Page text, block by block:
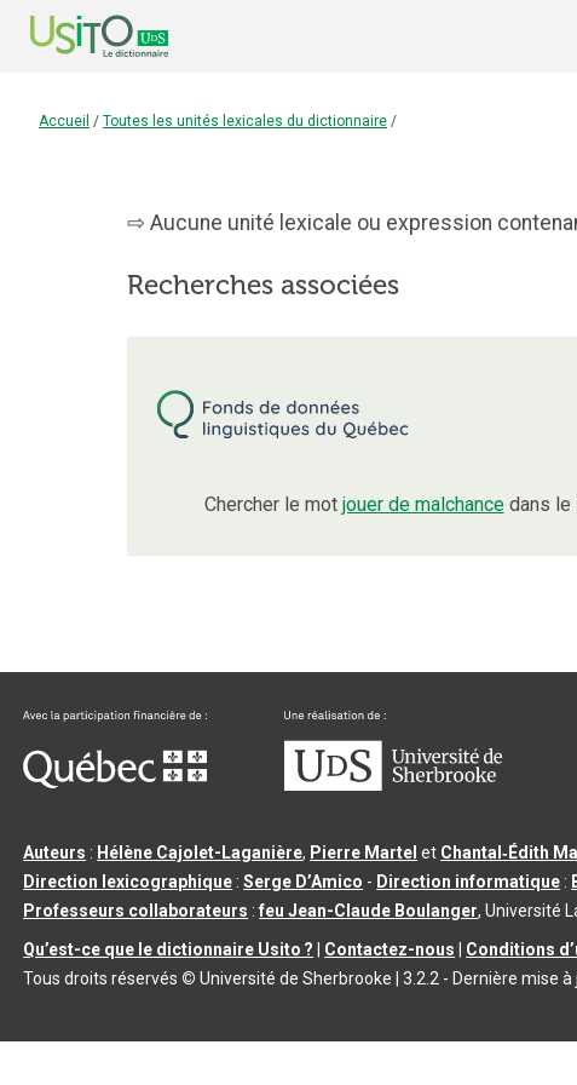
Accueil / Toutes les unités lexicales du dictionnaire /
Aucune unité lexicale ou expression
Recherches associées
Chercher le mot jouer de malchancedans le
Auteurs : Hélène Cajolet-Laganière, Pierre Martel et Chantal‑Édith
Direction lexicographique :Serge D’Amico - Direction informatique :
Professeurs collaborateurs :feu Jean-Claude Boulanger, Université
Qu’est-ce que le dictionnaire Usito ?
Contactez-nous Conditions
Tous droits réservés © Université de Sherbrooke |3.2.2 - Dernière mise